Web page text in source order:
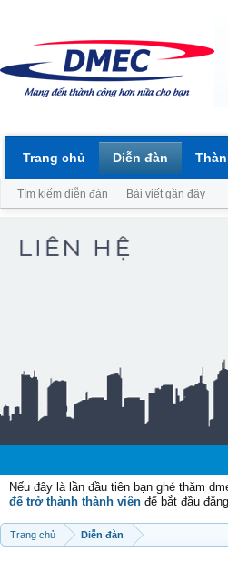
Nếu đây là lần đầu tiên bạn ghé thăm
để trở thành thành viên để bắt đầu
Trang chủ Diễn đàn
Trang chủ Diễn đàn
Tìm kiếm diễn đàn Bài viết gần đây